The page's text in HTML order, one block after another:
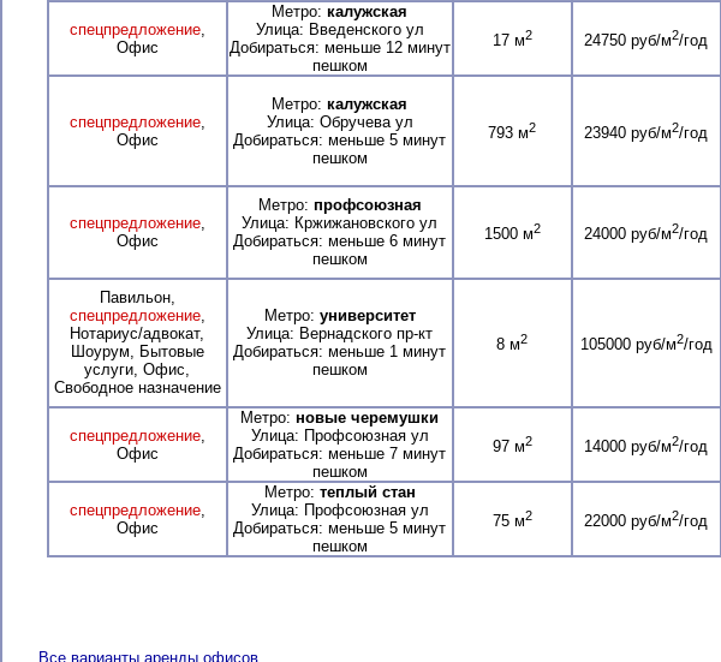
спецпредложение,
Офис
Метро: калужская
Улица: Введенского ул
Добираться: меньше 12 минут
пешком
17 м2 24750 руб/м2/год
спецпредложение,
Офис
Метро: калужская
Улица: Обручева ул
Добираться: меньше 5 минут
пешком
793 м2 23940 руб/м2/год
спецпредложение,
Офис
Метро: профсоюзная
Улица: Кржижановского ул
Добираться: меньше 6 минут
пешком
1500 м2 24000 руб/м2/год
Павильон,
спецпредложение,
Нотариус/адвокат,
Шоурум, Бытовые
услуги, Офис,
Свободное назначение
Метро: университет
Улица: Вернадского пр-кт
Добираться: меньше 1 минут
пешком
8 м2 105000 руб/м2/год
спецпредложение,
Офис
Метро: новые черемушки
Улица: Профсоюзная ул
Добираться: меньше 7 минут
пешком
97 м2 14000 руб/м2/год
спецпредложение,
Офис
Метро: теплый стан
Улица: Профсоюзная ул
Добираться: меньше 5 минут
пешком
75 м2 22000 руб/м2/год
Все варианты аренды офисов